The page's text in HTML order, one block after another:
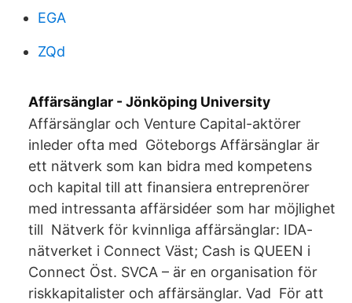
EGA
ZQd
Affärsänglar - Jönköping University
Affärsänglar och Venture Capital-aktörer
inleder ofta med Göteborgs Affärsänglar är
ett nätverk som kan bidra med kompetens
och kapital till att finansiera entreprenörer
med intressanta affärsidéer som har möjlighet
till Nätverk för kvinnliga affärsänglar: IDA-
nätverket i Connect Väst; Cash is QUEEN i
Connect Öst. SVCA – är en organisation för
riskkapitalister och affärsänglar. Vad För att